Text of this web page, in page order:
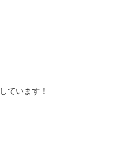
ています！